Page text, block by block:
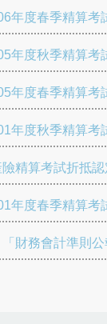
年度春季精算
年度秋季精算考
年度春季精算考
年度秋季精算考
險精算考試折抵
年度春季精算考
「財務會計準則